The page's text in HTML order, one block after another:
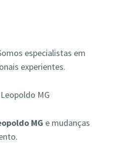
especialistas em
experientes.
MG e mudanças